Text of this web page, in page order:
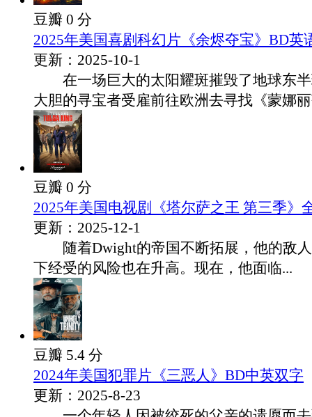
豆瓣 0 分
2025年美国喜剧科幻片《余烬夺宝》BD英
更新：2025-10-1
在一场巨大的太阳耀斑摧毁了地球东半
大胆的寻宝者受雇前往欧洲去寻找《蒙娜
豆瓣 0 分
2025年美国电视剧《塔尔萨之王 第三季》
更新：2025-12-1
随着Dwight的帝国不断拓展，他的敌人
下经受的风险也在升高。现在，他面临...
豆瓣 5.4 分
2024年美国犯罪片《三恶人》BD中英双字
更新：2025-8-23